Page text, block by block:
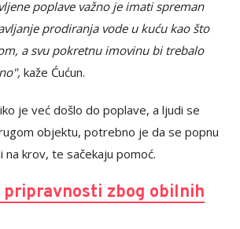
poplave važno je imati spreman
prodiranja vode u kuću kao što
a svu pokretnu imovinu bi trebalo
kaže Ćućun.
je već došlo do poplave, a ljudi se
objektu, potrebno je da se popnu
na krov, te sačekaju pomoć.
zbog obilnih